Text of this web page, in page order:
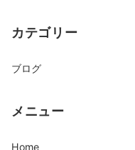
カテゴリー
ブログ
メニュー
Home